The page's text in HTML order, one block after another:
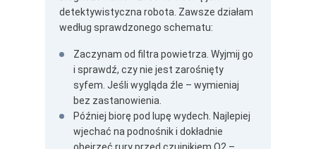
detektywistyczna robota. Zawsze działam
według sprawdzonego schematu:
Zaczynam od filtra powietrza. Wyjmij go
i sprawdź, czy nie jest zarośnięty
syfem. Jeśli wygląda źle – wymieniaj
bez zastanowienia.
Później biorę pod lupę wydech. Najlepiej
wjechać na podnośnik i dokładnie